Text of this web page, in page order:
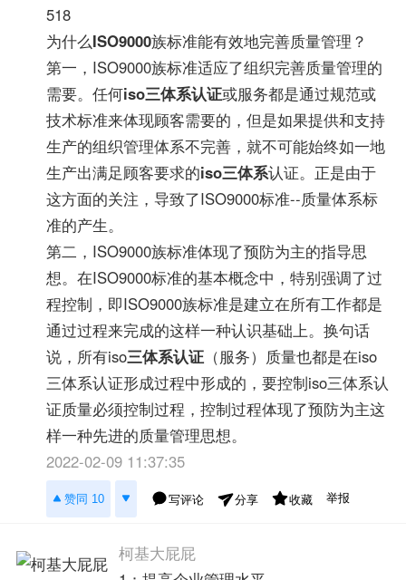
518
为什么ISO9000族标准能有效地完善质量管理？
第一，ISO9000族标准适应了组织完善质量管理的
需要。任何iso三体系认证或服务都是通过规范或
技术标准来体现顾客需要的，但是如果提供和支持
生产的组织管理体系不完善，就不可能始终如一地
生产出满足顾客要求的iso三体系认证。正是由于
这方面的关注，导致了ISO9000标准--质量体系标
准的产生。
第二，ISO9000族标准体现了预防为主的指导思
想。在ISO9000标准的基本概念中，特别强调了过
程控制，即ISO9000族标准是建立在所有工作都是
通过过程来完成的这样一种认识基础上。换句话
说，所有iso三体系认证 （服务）质量也都是在iso
三体系认证形成过程中形成的，要控制iso三体系认
证质量必须控制过程，控制过程体现了预防为主这
样一种先进的质量管理思想。
2022-02-09 11:37:35
赞同 10 写评论 分享 收藏 举报
柯基大屁屁